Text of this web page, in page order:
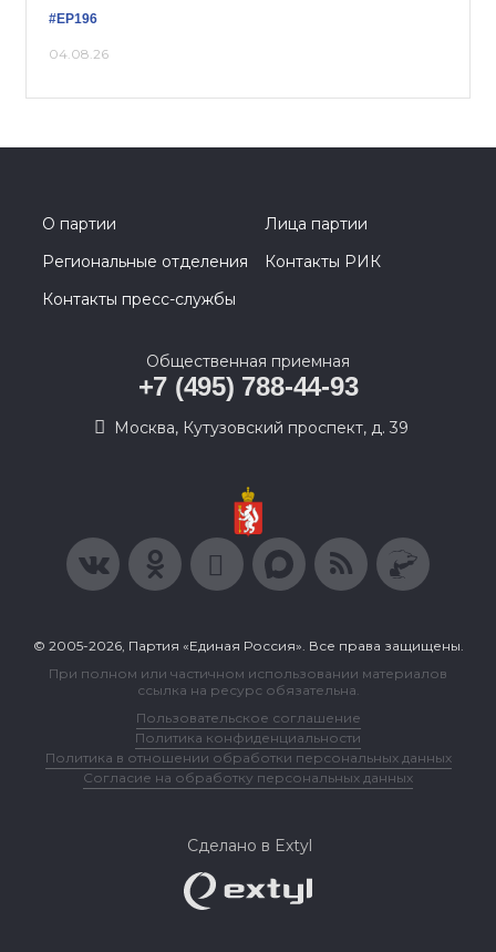
#ЕР196
04.08.26
О партии
Лица партии
Региональные отделения
Контакты РИК
Контакты пресс-службы
Общественная приемная
+7 (495) 788-44-93
Москва, Кутузовский проспект, д. 39
© 2005-2026, Партия «Единая Россия». Все права защищены.
При полном или частичном использовании материалов
ссылка на ресурс обязательна.
Пользовательское соглашение
Политика конфиденциальности
Политика в отношении обработки персональных данных
Согласие на обработку персональных данных
Сделано в Extyl